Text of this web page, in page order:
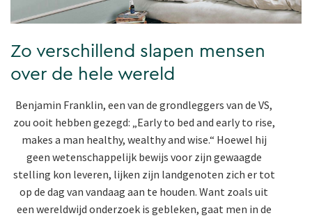
Zo verschillend slapen mensen
over de hele wereld
Benjamin Franklin, een van de grondleggers van de VS,
zou ooit hebben gezegd: „Early to bed and early to rise,
makes a man healthy, wealthy and wise.“ Hoewel hij
geen wetenschappelijk bewijs voor zijn gewaagde
stelling kon leveren, lijken zijn landgenoten zich er tot
op de dag van vandaag aan te houden. Want zoals uit
een wereldwijd onderzoek is gebleken, gaat men in de